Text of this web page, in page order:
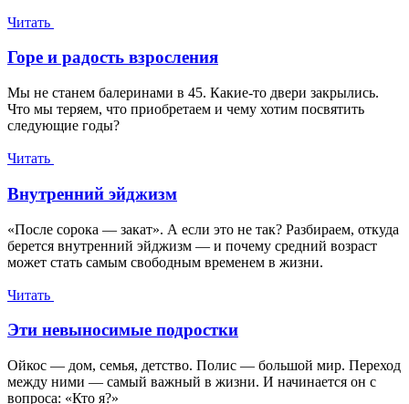
Читать
Горе и радость взросления
Мы не станем балеринами в 45. Какие-то двери закрылись.
Что мы теряем, что приобретаем и чему хотим посвятить
следующие годы?
Читать
Внутренний эйджизм
«После сорока — закат». А если это не так? Разбираем, откуда
берется внутренний эйджизм — и почему средний возраст
может стать самым свободным временем в жизни.
Читать
Эти невыносимые подростки
Ойкос — дом, семья, детство. Полис — большой мир. Переход
между ними — самый важный в жизни. И начинается он с
вопроса: «Кто я?»